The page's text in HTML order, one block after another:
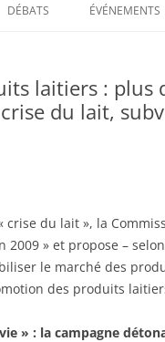
DÉBATS ÉVÉNEMENTS
laitiers : plus
du lait,
du lait », la
» et propose –
le marché des
des produits
» : la campagne